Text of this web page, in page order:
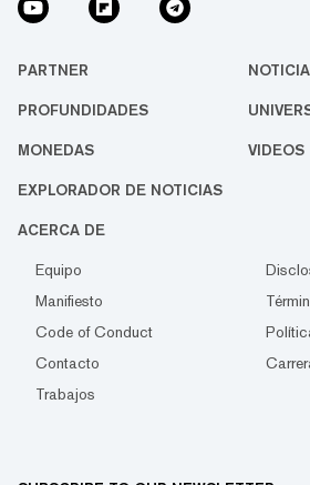
PARTNER
PROFUNDIDADES
MONEDAS VIDEOS
EXPLORADOR DE NOTICIAS
ACERCA DE
Equipo
Manifiesto
Code of Conduct
Contacto
Trabajos